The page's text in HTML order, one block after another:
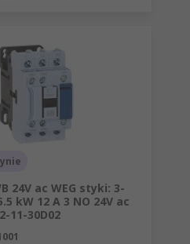
24V ac WEG styki: 3-
kW 12 A 3 NO 24V ac
11-30D02